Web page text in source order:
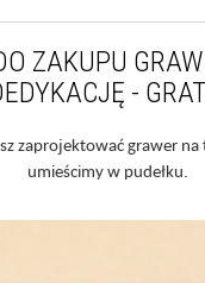
ZAKUPU
-
zaprojektować grawer
umieścimy w pudełku.